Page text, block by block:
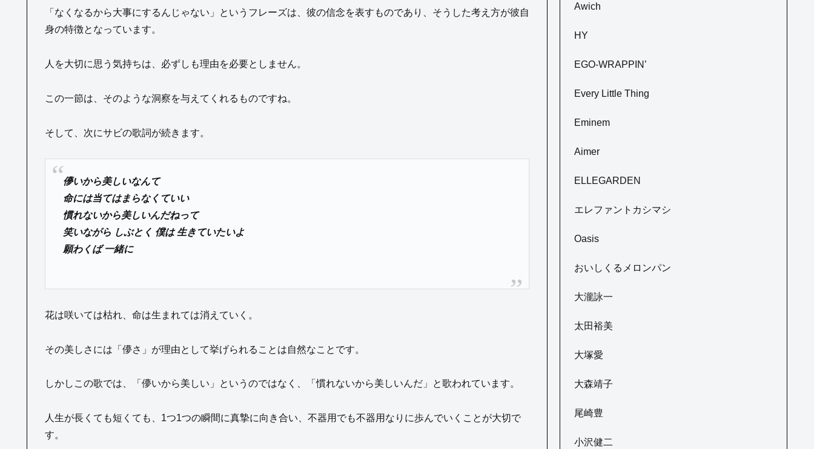
「なくなるから大事にするんじゃない」というフレーズは、彼の信念を表すものであり、そうした考え方が彼自
身の特徴となっています。
人を大切に思う気持ちは、必ずしも理由を必要としません。
この一節は、そのような洞察を与えてくれるものですね。
そして、次にサビの歌詞が続きます。
儚いから美しいなんて
命には当てはまらなくていい
慣れないから美しいんだねって
笑いながら しぶとく 僕は 生きていたいよ
願わくば 一緒に
花は咲いては枯れ、命は生まれては消えていく。
その美しさには「儚さ」が理由として挙げられることは自然なことです。
しかしこの歌では、「儚いから美しい」というのではなく、「慣れないから美しいんだ」と歌われています。
人生が長くても短くても、1つ1つの瞬間に真摯に向き合い、不器用でも不器用なりに歩んでいくことが大切で
す。
Awich
HY
EGO-WRAPPIN’
Every Little Thing
Eminem
Aimer
ELLEGARDEN
エレファントカシマシ
Oasis
おいしくるメロンパン
大瀧詠一
太田裕美
大塚愛
大森靖子
尾崎豊
小沢健二